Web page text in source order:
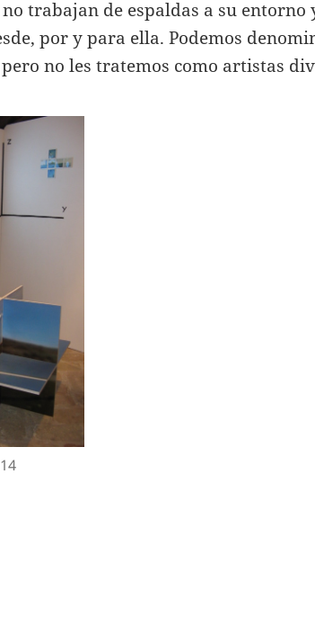
trabajan de espaldas a su entorno
por y para ella. Podemos
no les tratemos como artistas